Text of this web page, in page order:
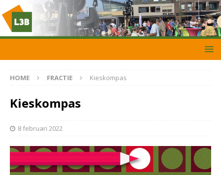
HOME FRACTIE Kieskompas
Kieskompas
8 februari 2022